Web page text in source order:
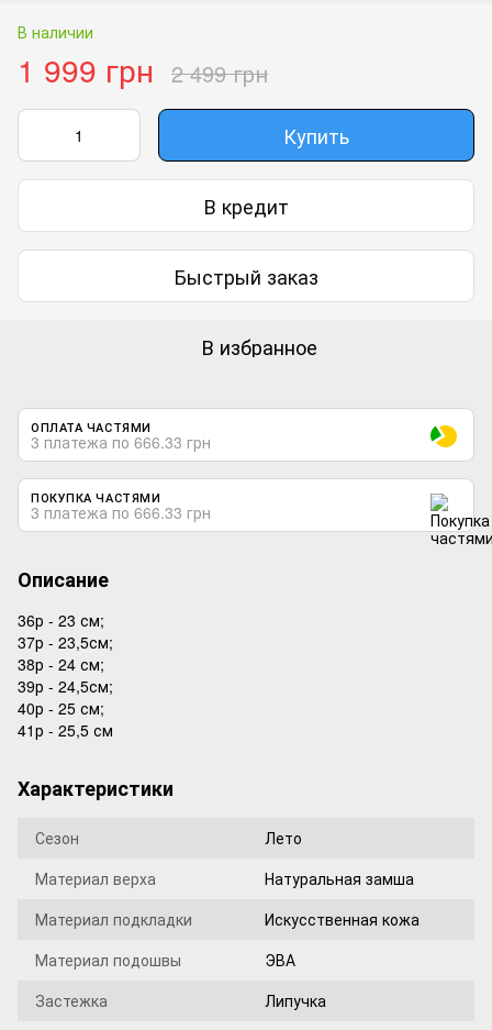
В наличии
1 999 грн 2 499 грн
Купить
В кредит
Быстрый заказ
В избранное
ОПЛАТА ЧАСТЯМИ
3 платежа по 666.33 грн
ПОКУПКА ЧАСТЯМИ
3 платежа по 666.33 грн
Описание
36р - 23 см;
37р - 23,5см;
38р - 24 см;
39р - 24,5см;
40р - 25 см;
41р - 25,5 см
Характеристики
Сезон
Лето
Материал верха
Натуральная замша
Материал подкладки
Искусственная кожа
Материал подошвы
ЭВА
Застежка
Липучка